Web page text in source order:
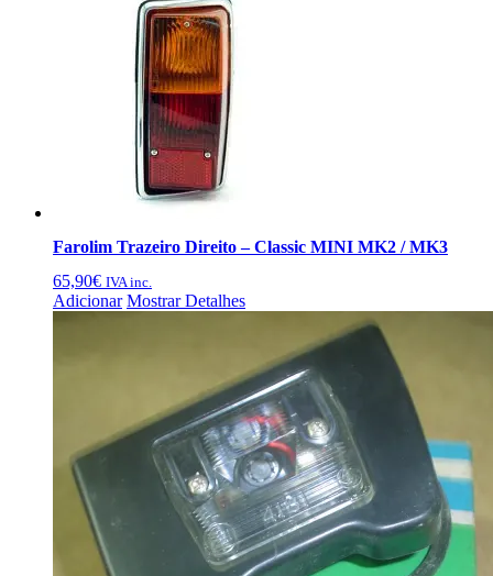
Farolim Trazeiro Direito – Classic MINI MK2 / MK3
65,90€ IVA inc.
Adicionar Mostrar Detalhes